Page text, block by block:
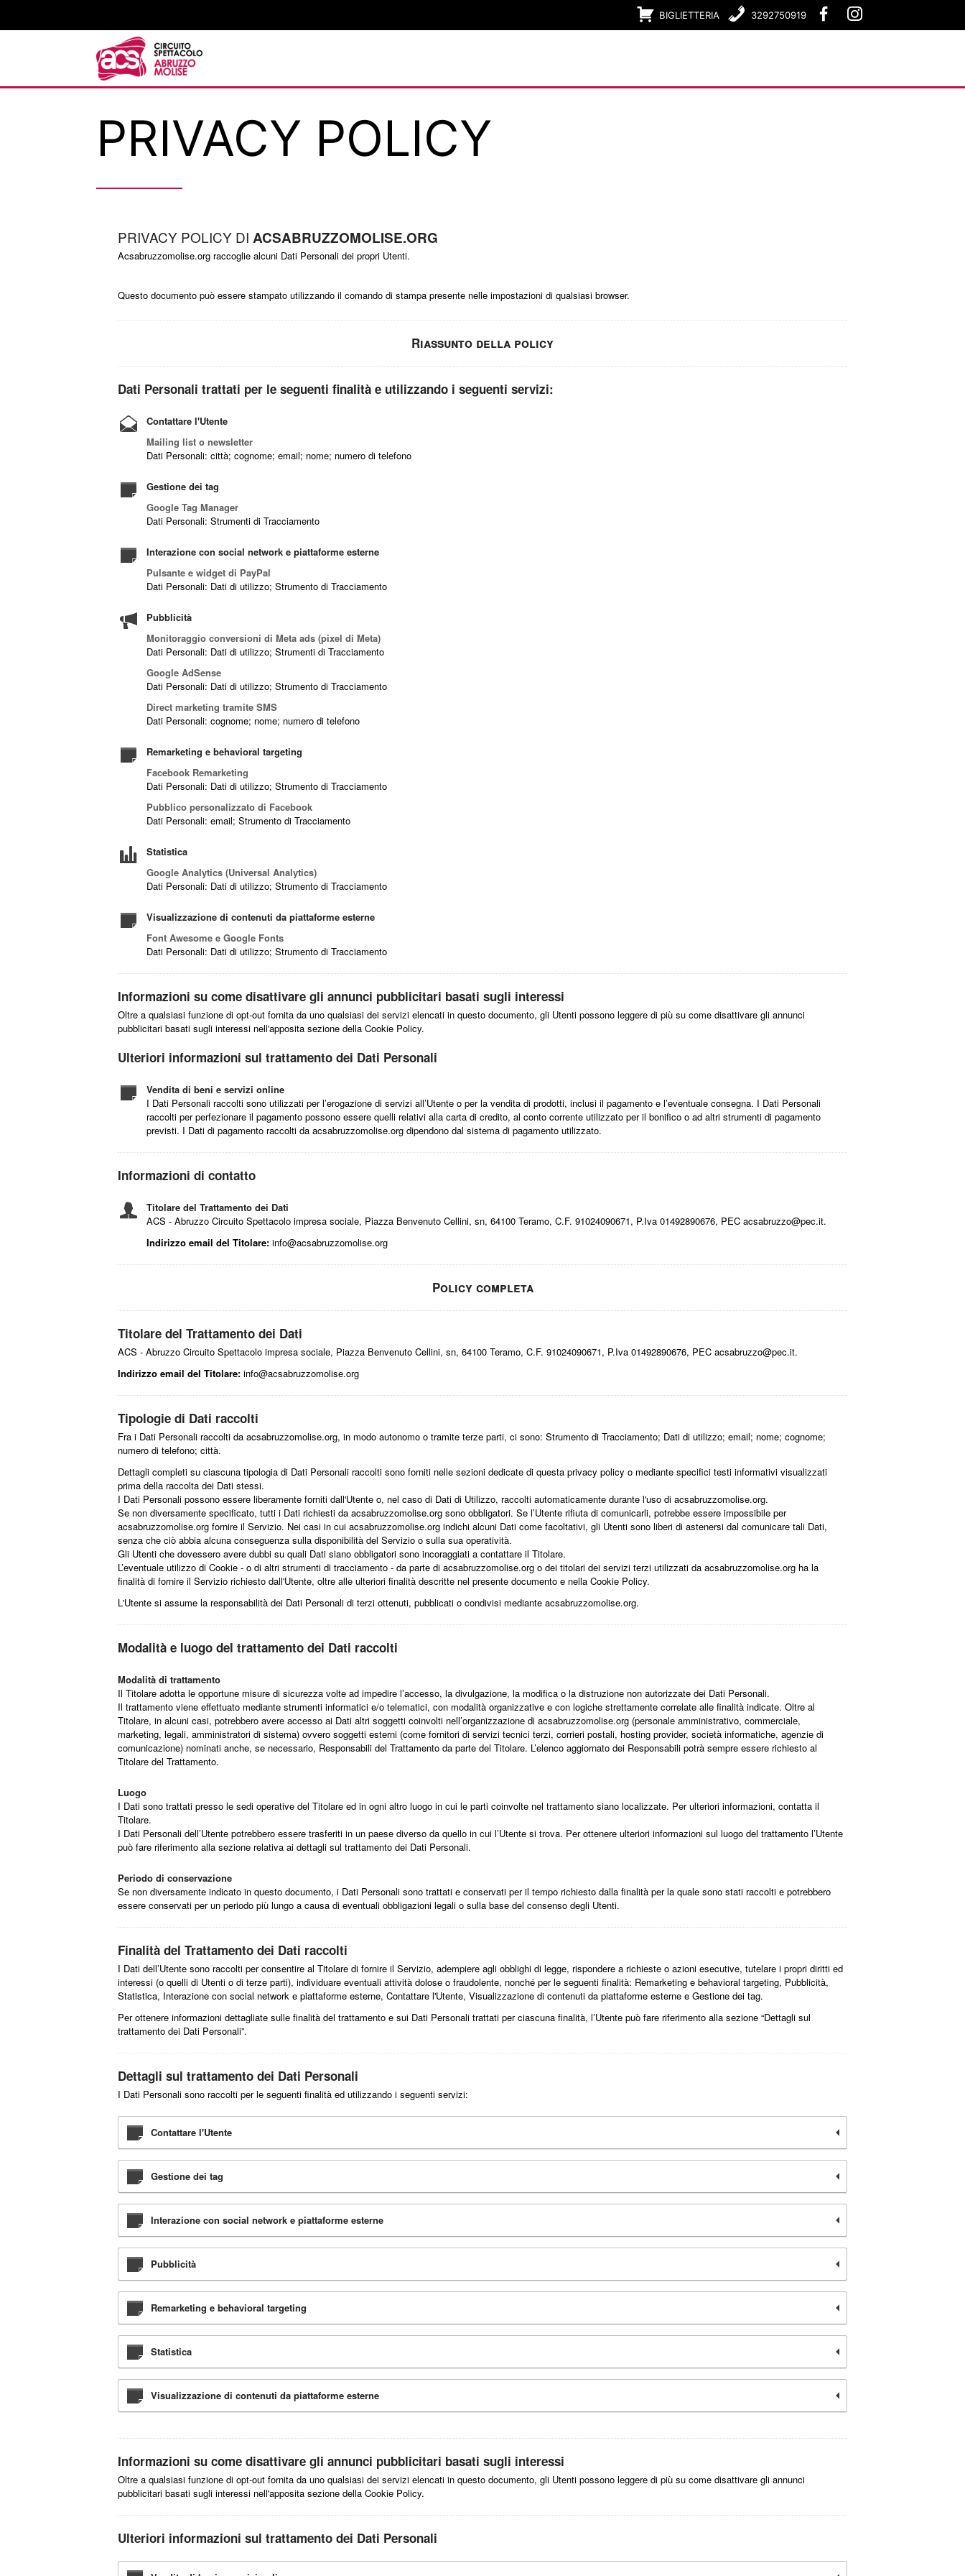
al
BIGLIETTERIA 3292750919
PRIVACY POLICY
PRIVACY POLICY DI ACSABRUZZOMOLISE.ORG
Acsabruzzomolise.org raccoglie alcuni Dati Personali dei propri Utenti.
Questo documento può essere stampato utilizzando il comando di stampa presente nelle impostazioni di qualsiasi browser.
Riassunto della policy
Dati Personali trattati per le seguenti finalità e utilizzando i seguenti servizi:
Contattare l'Utente
Mailing list o newsletter
Dati Personali: città; cognome; email; nome; numero di telefono
Gestione dei tag
Google Tag Manager
Dati Personali: Strumenti di Tracciamento
Interazione con social network e piattaforme esterne
Pulsante e widget di PayPal
Dati Personali: Dati di utilizzo; Strumento di Tracciamento
Pubblicità
Monitoraggio conversioni di Meta ads (pixel di Meta)
Dati Personali: Dati di utilizzo; Strumenti di Tracciamento
Google AdSense
Dati Personali: Dati di utilizzo; Strumento di Tracciamento
Direct marketing tramite SMS
Dati Personali: cognome; nome; numero di telefono
Remarketing e behavioral targeting
Facebook Remarketing
Dati Personali: Dati di utilizzo; Strumento di Tracciamento
Pubblico personalizzato di Facebook
Dati Personali: email; Strumento di Tracciamento
Statistica
Google Analytics (Universal Analytics)
Dati Personali: Dati di utilizzo; Strumento di Tracciamento
Visualizzazione di contenuti da piattaforme esterne
Font Awesome e Google Fonts
Dati Personali: Dati di utilizzo; Strumento di Tracciamento
Informazioni su come disattivare gli annunci pubblicitari basati sugli interessi
Oltre a qualsiasi funzione di opt-out fornita da uno qualsiasi dei servizi elencati in questo documento, gli Utenti possono leggere di più su come disattivare gli annunci
pubblicitari basati sugli interessi nell'apposita sezione della Cookie Policy.
Ulteriori informazioni sul trattamento dei Dati Personali
Vendita di beni e servizi online
I Dati Personali raccolti sono utilizzati per l’erogazione di servizi all’Utente o per la vendita di prodotti, inclusi il pagamento e l’eventuale consegna. I Dati Personali
raccolti per perfezionare il pagamento possono essere quelli relativi alla carta di credito, al conto corrente utilizzato per il bonifico o ad altri strumenti di pagamento
previsti. I Dati di pagamento raccolti da acsabruzzomolise.org dipendono dal sistema di pagamento utilizzato.
Informazioni di contatto
Titolare del Trattamento dei Dati
ACS - Abruzzo Circuito Spettacolo impresa sociale, Piazza Benvenuto Cellini, sn, 64100 Teramo, C.F. 91024090671, P.Iva 01492890676, PEC acsabruzzo@pec.it.
Indirizzo email del Titolare: info@acsabruzzomolise.org
Policy completa
Titolare del Trattamento dei Dati
ACS - Abruzzo Circuito Spettacolo impresa sociale, Piazza Benvenuto Cellini, sn, 64100 Teramo, C.F. 91024090671, P.Iva 01492890676, PEC acsabruzzo@pec.it.
Indirizzo email del Titolare: info@acsabruzzomolise.org
Tipologie di Dati raccolti
Fra i Dati Personali raccolti da acsabruzzomolise.org, in modo autonomo o tramite terze parti, ci sono: Strumento di Tracciamento; Dati di utilizzo; email; nome; cognome;
numero di telefono; città.
Dettagli completi su ciascuna tipologia di Dati Personali raccolti sono forniti nelle sezioni dedicate di questa privacy policy o mediante specifici testi informativi visualizzati
prima della raccolta dei Dati stessi.
I Dati Personali possono essere liberamente forniti dall'Utente o, nel caso di Dati di Utilizzo, raccolti automaticamente durante l'uso di acsabruzzomolise.org.
Se non diversamente specificato, tutti i Dati richiesti da acsabruzzomolise.org sono obbligatori. Se l’Utente rifiuta di comunicarli, potrebbe essere impossibile per
acsabruzzomolise.org fornire il Servizio. Nei casi in cui acsabruzzomolise.org indichi alcuni Dati come facoltativi, gli Utenti sono liberi di astenersi dal comunicare tali Dati,
senza che ciò abbia alcuna conseguenza sulla disponibilità del Servizio o sulla sua operatività.
Gli Utenti che dovessero avere dubbi su quali Dati siano obbligatori sono incoraggiati a contattare il Titolare.
L’eventuale utilizzo di Cookie - o di altri strumenti di tracciamento - da parte di acsabruzzomolise.org o dei titolari dei servizi terzi utilizzati da acsabruzzomolise.org ha la
finalità di fornire il Servizio richiesto dall'Utente, oltre alle ulteriori finalità descritte nel presente documento e nella Cookie Policy.
L'Utente si assume la responsabilità dei Dati Personali di terzi ottenuti, pubblicati o condivisi mediante acsabruzzomolise.org.
Modalità e luogo del trattamento dei Dati raccolti
Modalità di trattamento
Il Titolare adotta le opportune misure di sicurezza volte ad impedire l’accesso, la divulgazione, la modifica o la distruzione non autorizzate dei Dati Personali.
Il trattamento viene effettuato mediante strumenti informatici e/o telematici, con modalità organizzative e con logiche strettamente correlate alle finalità indicate. Oltre al
Titolare, in alcuni casi, potrebbero avere accesso ai Dati altri soggetti coinvolti nell’organizzazione di acsabruzzomolise.org (personale amministrativo, commerciale,
marketing, legali, amministratori di sistema) ovvero soggetti esterni (come fornitori di servizi tecnici terzi, corrieri postali, hosting provider, società informatiche, agenzie di
comunicazione) nominati anche, se necessario, Responsabili del Trattamento da parte del Titolare. L’elenco aggiornato dei Responsabili potrà sempre essere richiesto al
Titolare del Trattamento.
Luogo
I Dati sono trattati presso le sedi operative del Titolare ed in ogni altro luogo in cui le parti coinvolte nel trattamento siano localizzate. Per ulteriori informazioni, contatta il
Titolare.
I Dati Personali dell’Utente potrebbero essere trasferiti in un paese diverso da quello in cui l’Utente si trova. Per ottenere ulteriori informazioni sul luogo del trattamento l’Utente
può fare riferimento alla sezione relativa ai dettagli sul trattamento dei Dati Personali.
Periodo di conservazione
Se non diversamente indicato in questo documento, i Dati Personali sono trattati e conservati per il tempo richiesto dalla finalità per la quale sono stati raccolti e potrebbero
essere conservati per un periodo più lungo a causa di eventuali obbligazioni legali o sulla base del consenso degli Utenti.
Finalità del Trattamento dei Dati raccolti
I Dati dell’Utente sono raccolti per consentire al Titolare di fornire il Servizio, adempiere agli obblighi di legge, rispondere a richieste o azioni esecutive, tutelare i propri diritti ed
interessi (o quelli di Utenti o di terze parti), individuare eventuali attività dolose o fraudolente, nonché per le seguenti finalità: Remarketing e behavioral targeting, Pubblicità,
Statistica, Interazione con social network e piattaforme esterne, Contattare l'Utente, Visualizzazione di contenuti da piattaforme esterne e Gestione dei tag.
Per ottenere informazioni dettagliate sulle finalità del trattamento e sui Dati Personali trattati per ciascuna finalità, l’Utente può fare riferimento alla sezione “Dettagli sul
trattamento dei Dati Personali”.
Dettagli sul trattamento dei Dati Personali
I Dati Personali sono raccolti per le seguenti finalità ed utilizzando i seguenti servizi:
Contattare l'Utente
Gestione dei tag
Interazione con social network e piattaforme esterne
Pubblicità
Remarketing e behavioral targeting
Statistica
Visualizzazione di contenuti da piattaforme esterne
Informazioni su come disattivare gli annunci pubblicitari basati sugli interessi
Oltre a qualsiasi funzione di opt-out fornita da uno qualsiasi dei servizi elencati in questo documento, gli Utenti possono leggere di più su come disattivare gli annunci
pubblicitari basati sugli interessi nell'apposita sezione della Cookie Policy.
Ulteriori informazioni sul trattamento dei Dati Personali